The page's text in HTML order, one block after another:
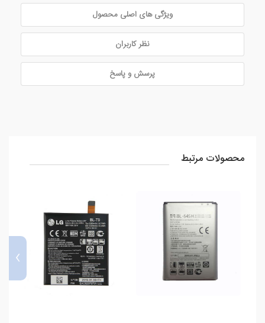
ویژگی های اصلی محصول
نظر کاربران
پرسش و پاسخ
محصولات مرتبط
›